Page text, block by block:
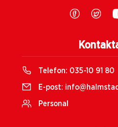
Telefon: 035-10 91 80
E-post:
Personal